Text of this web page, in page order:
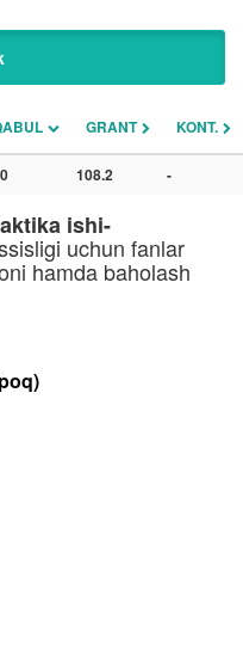
GRANT KONT.
108.2 -
ishi-
uchun fanlar
hamda baholash